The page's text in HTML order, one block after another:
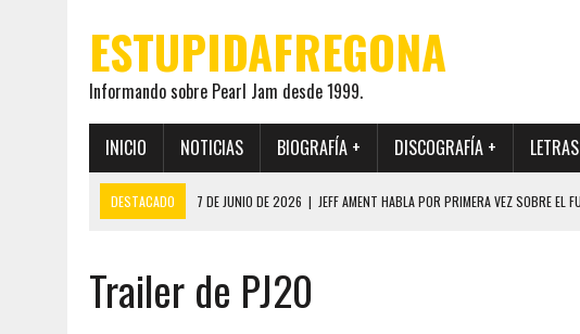
ESTUPIDAFREGONA
Informando sobre Pearl Jam desde 1999.
INICIO NOTICIAS BIOGRAFÍA + DISCOGRAFÍA +
DESTACADO 7 DE JUNIO DE 2026 | JEFF AMENT HABLA POR PRIMERA VEZ SOBRE EL
19 DE MAYO DE 2026
EL ENCUENTRO ENTRE NEIL YOUNG Y PEARL JAM QUE MARCÓ LOS
12 DE MAYO DE 2026 |
PEARL JAM REAPARECEN EN OHANA 2026 EN MEDIO DE LA
Trailer de PJ20